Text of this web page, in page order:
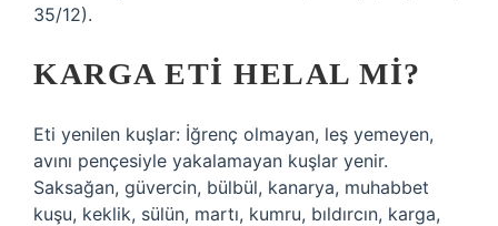
35/12).
KARGA ETI HELAL MI?
Eti yenilen kuşlar: İğrenç olmayan, leş yemeyen,
avını pençesiyle yakalamayan kuşlar yenir.
Saksağan, güvercin, bülbül, kanarya, muhabbet
kuşu, keklik, sülün, martı, kumru, bıldırcın, karga,